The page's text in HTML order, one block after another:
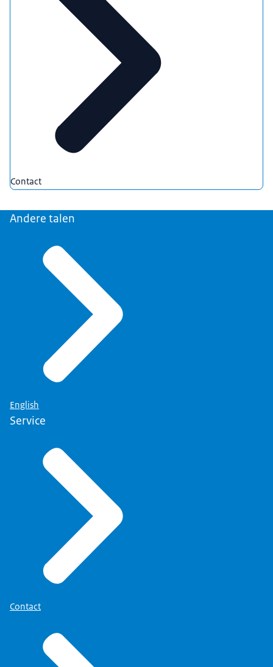
Contact
Andere talen
English
Service
Contact